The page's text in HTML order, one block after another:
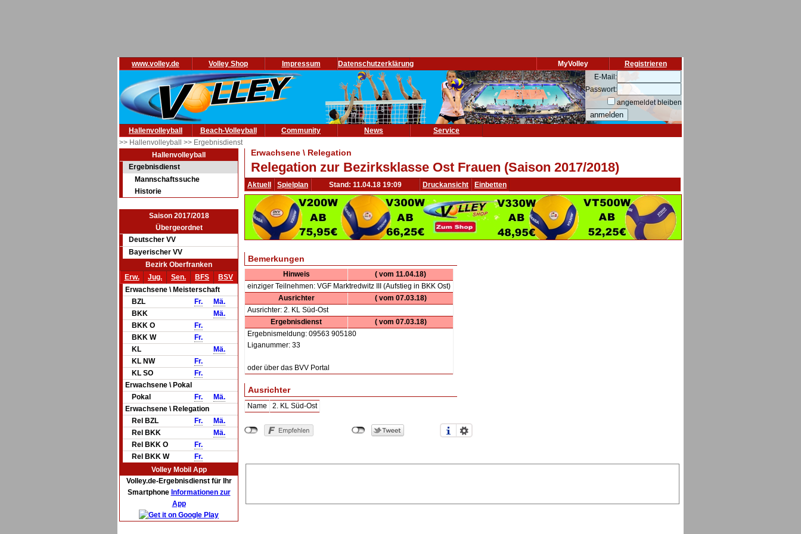
www.volley.de Volley Shop Impressum Datenschutzerklärung Registrieren
MyVolley
E-Mail:
Passwort:
angemeldet bleiben
Hallenvolleyball Beach-Volleyball Community News
Service
>> Hallenvolleyball >> Ergebnisdienst
Hallenvolleyball
Ergebnisdienst
Mannschaftssuche
Historie
Saison 2017/2018
Übergeordnet
Deutscher VV
Bayerischer VV
Bezirk Oberfranken
Erw.
Jug. Sen. BFS
BSV
Erwachsene \ Meisterschaft
BZL
Fr.
Mä.
BKK
Mä.
BKK O
Fr.
BKK W
Fr.
KL
Mä.
KL NW
Fr.
KL SO
Fr.
Erwachsene \ Pokal
Pokal
Fr.
Mä.
Erwachsene \ Relegation
Rel BZL
Fr.
Mä.
Rel BKK
Mä.
Rel BKK O
Fr.
Rel BKK W
Fr.
Volley Mobil App
Volley.de-Ergebnisdienst für Ihr
Smartphone Informationen zur
App
Erwachsene \ Relegation
Relegation zur Bezirksklasse Ost Frauen (Saison 2017/2018)
Aktuell Spielplan Stand: 11.04.18 19:09 Druckansicht Einbetten
Bemerkungen
Hinweis
( vom 11.04.18)
einziger Teilnehmen: VGF Marktredwitz III (Aufstieg in BKK Ost)
Ausrichter
( vom 07.03.18)
Ausrichter: 2. KL Süd-Ost
Ergebnisdienst
( vom 07.03.18)
Ergebnismeldung: 09563 905180
Liganummer: 33
oder über das BVV Portal
Ausrichter
Name 2. KL Süd-Ost